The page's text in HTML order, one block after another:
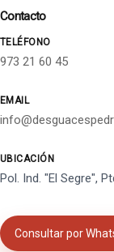
Contacto
TELÉFONO
973 21 60 45
EMAIL
UBICACIÓN
Pol. Ind. "El Segre",
Consultar por